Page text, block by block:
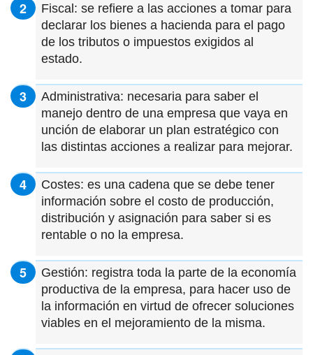
Fiscal: se refiere a las acciones a tomar para
declarar los bienes a hacienda para el pago
de los tributos o impuestos exigidos al
estado.
Administrativa: necesaria para saber el
manejo dentro de una empresa que vaya en
unción de elaborar un plan estratégico con
las distintas acciones a realizar para mejorar.
Costes: es una cadena que se debe tener
información sobre el costo de producción,
distribución y asignación para saber si es
rentable o no la empresa.
Gestión: registra toda la parte de la economía
productiva de la empresa, para hacer uso de
la información en virtud de ofrecer soluciones
viables en el mejoramiento de la misma.